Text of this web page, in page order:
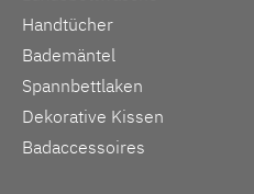
Handtücher
Bademäntel
Spannbettlaken
Dekorative Kissen
Badaccessoires